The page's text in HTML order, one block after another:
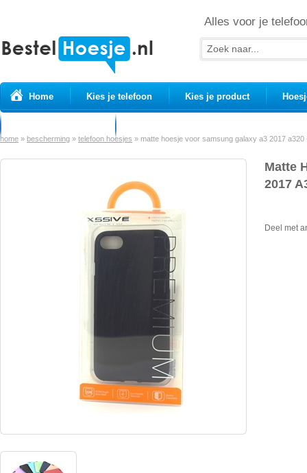
Alles voor je
Home Kies je telefoon Kies je product
home » bescherming » telefoon hoesjes » matte hoesje voor samsung galaxy a3 2017
Matte
2017
Deel met